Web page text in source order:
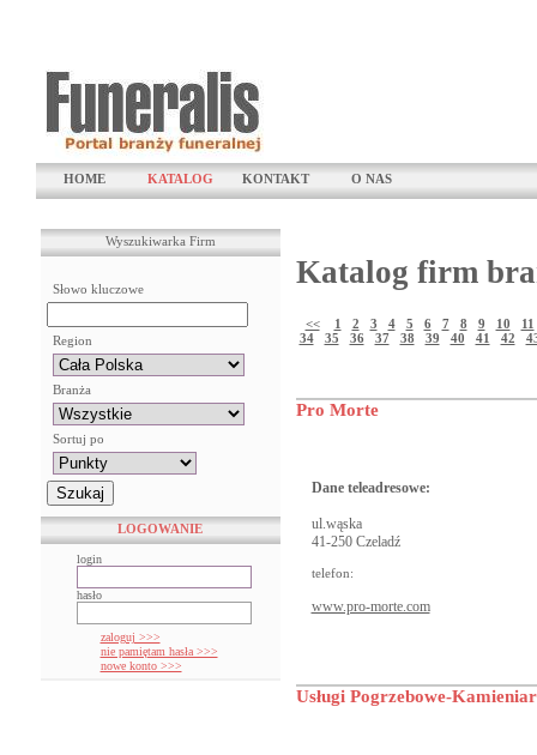
HOME KATALOG KONTAKT O NAS
Wyszukiwarka Firm
Słowo kluczowe
Region
Branża
Sortuj po
LOGOWANIE
login
hasło
zaloguj >>>
nie pamiętam hasła >>>
nowe konto >>>
Katalog firm
<< 1 2 3 4 5 6 7 8 9 10
11
34
35 36 37 38 39 40 41 42
Pro Morte
Dane teleadresowe:
ul.wąska
41-250 Czeladź
telefon:
www.pro-morte.com
Usługi Pogrzebowe-